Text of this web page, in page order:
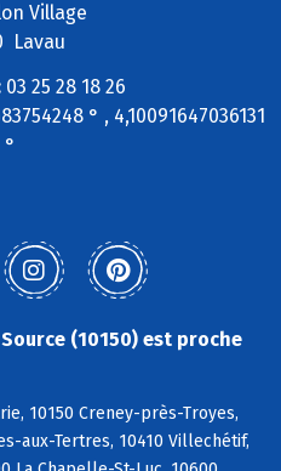
Village
Lavau
03 25 28 18 26
° , 4,10091647036131
°
(10150) est proche
10150 Creney-près-Troyes,
aux-Tertres, 10410 Villechétif,